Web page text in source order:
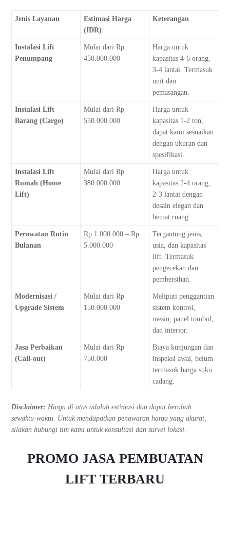
Jenis Layanan
Estimasi Harga
(IDR)
Keterangan
Instalasi Lift
Penumpang
Mulai dari Rp
450.000.000
Harga untuk
kapasitas 4-6 orang,
3-4 lantai. Termasuk
unit dan
pemasangan.
Instalasi Lift
Barang (Cargo)
Mulai dari Rp
550.000.000
Harga untuk
kapasitas 1-2 ton,
dapat kami sesuaikan
dengan ukuran dan
spesifikasi.
Instalasi Lift
Rumah (Home
Lift)
Mulai dari Rp
380.000.000
Harga untuk
kapasitas 2-4 orang,
2-3 lantai dengan
desain elegan dan
hemat ruang.
Perawatan Rutin
Bulanan
Rp 1.000.000 – Rp
5.000.000
Tergantung jenis,
usia, dan kapasitas
lift. Termasuk
pengecekan dan
pembersihan.
Modernisasi /
Upgrade Sistem
Mulai dari Rp
150.000.000
Meliputi penggantian
sistem kontrol,
mesin, panel tombol,
dan interior.
Jasa Perbaikan
(Call-out)
Mulai dari Rp
750.000
Biaya kunjungan dan
inspeksi awal, belum
termasuk harga suku
cadang.
Disclaimer: Harga di atas adalah estimasi dan dapat berubah
sewaktu-waktu. Untuk mendapatkan penawaran harga yang akurat,
silakan hubungi tim kami untuk konsultasi dan survei lokasi.
PROMO JASA PEMBUATAN
LIFT TERBARU